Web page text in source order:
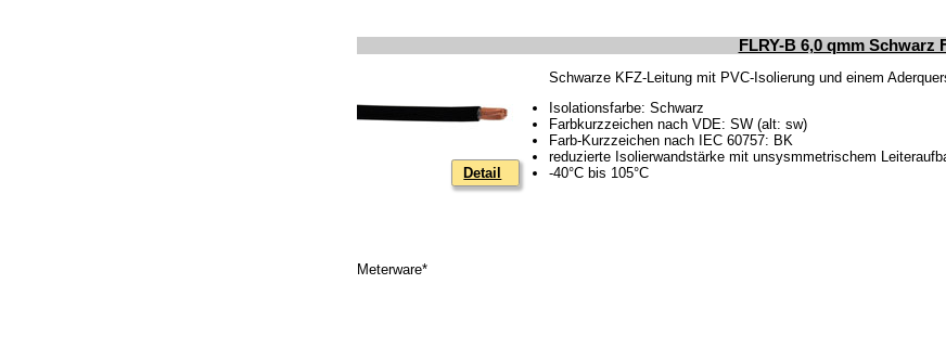
FLRY-B 6,0 qmm Schwarz
Detail
Schwarze KFZ-Leitung mit PVC-Isolierung und einem
Isolationsfarbe: Schwarz
Farbkurzzeichen nach VDE: SW (alt: sw)
Farb-Kurzzeichen nach IEC 60757: BK
reduzierte Isolierwandstärke mit unsysmmetrischem
-40°C bis 105°C
Meterware*